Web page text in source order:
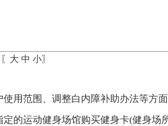
大 中 小〗
用范围、调整白内障补助办法等方面
的运动健身场馆购买健身卡(健身场